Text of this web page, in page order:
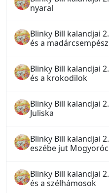
nyaral
Blinky Bill kalandjai
és a
Blinky Bill kalandjai
és a krokodilok
Blinky Bill kalandjai
Juliska
Blinky Bill kalandjai
eszébe jut
Blinky Bill kalandjai
és a szélhámosok